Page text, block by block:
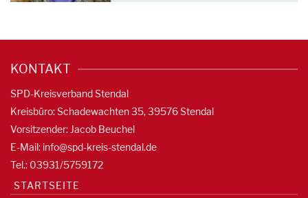
KONTAKT
SPD-Kreisverband Stendal
Kreisbüro: Schadewachten 35, 39576 Stendal
Vorsitzender: Jacob Beuchel
E-Mail: info@spd-kreis-stendal.de
Tel.: 03931/5759172
STARTSEITE